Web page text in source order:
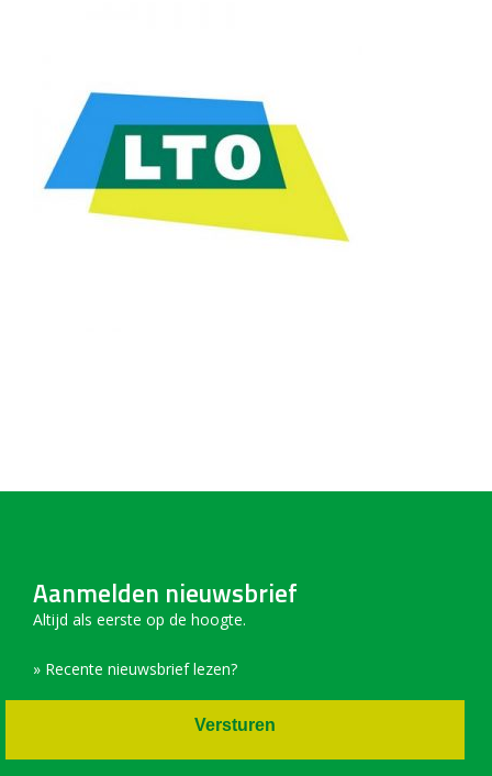
Aanmelden nieuwsbrief
Altijd als eerste op de hoogte.
» Recente nieuwsbrief lezen?
Versturen